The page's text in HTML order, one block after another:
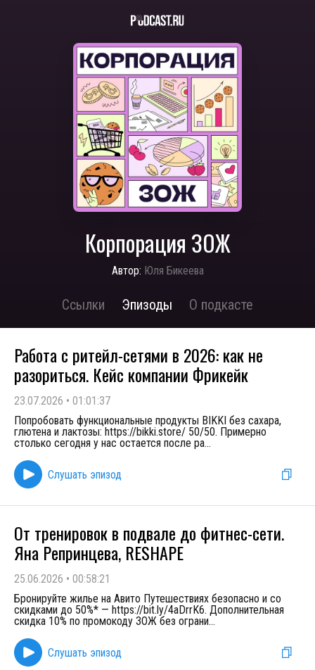
Корпорация ЗОЖ
Автор: Юля Бикеева
Ссылки Эпизоды О подкасте
Работа с ритейл-сетями в 2026: как не
разориться. Кейс компании Фрикейк
23.07.2026 • 01:01:37
Попробовать функциональные продукты BIKKI без сахара,
глютена и лактозы: https://bikki.store/ 50/50. Примерно
столько сегодня у нас остается после ра...
Слушать эпизод
От тренировок в подвале до фитнес-сети.
Яна Репринцева, RESHAPE
25.06.2026 • 00:58:21
Бронируйте жилье на Авито Путешествиях безопасно и со
скидками до 50%* — https://bit.ly/4aDrrK6. Дополнительная
скидка 10% по промокоду ЗОЖ без ограни...
Слушать эпизод